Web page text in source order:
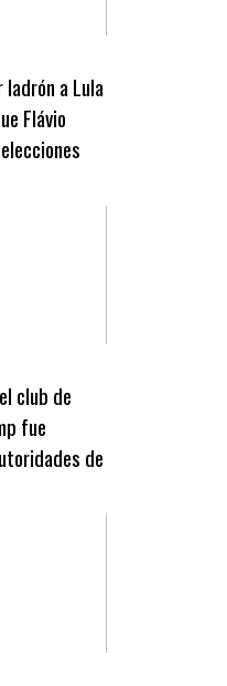
ladrón a Lula
Flávio
club de
fue
de